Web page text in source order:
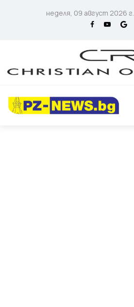
неделя, 09 август 2026 г.